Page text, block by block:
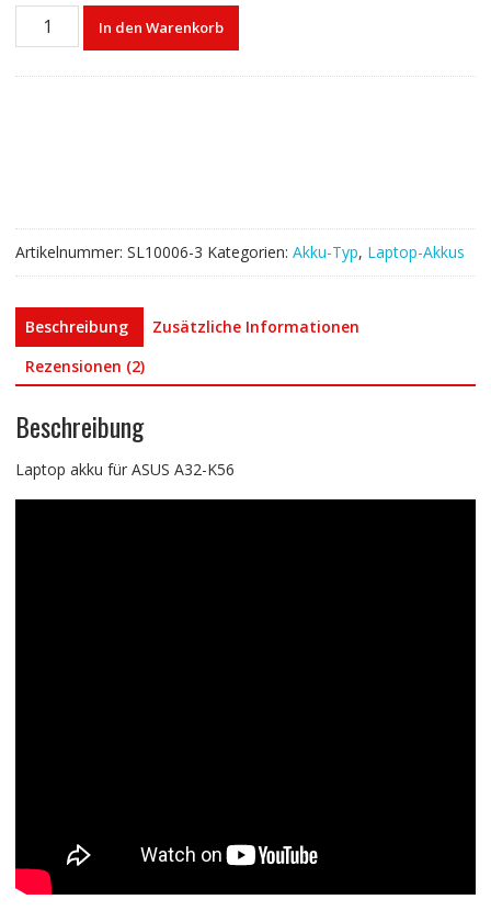
Laptop
In den Warenkorb
Artikelnummer: SL10006-3 Kategorien: Akku-Typ, Laptop-Akkus
Beschreibung
Zusätzliche Informationen
Rezensionen (2)
Beschreibung
Laptop akku für ASUS A32-K56